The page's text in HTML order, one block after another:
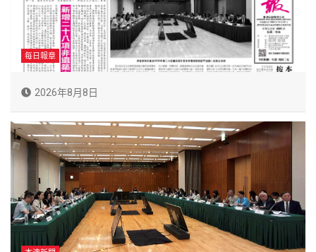
每日報章
2026年8月8日